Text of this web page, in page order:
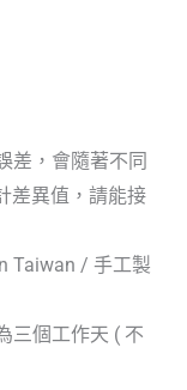
差，會隨著不同
差異值，請能接
Taiwan / 手工製
三個工作天 ( 不